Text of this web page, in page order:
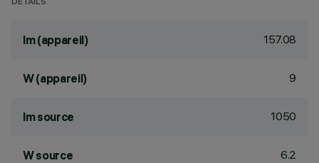
DÉTAILS
lm (appareil) 157.08
W (appareil) 9
lm source 1050
W source 6.2